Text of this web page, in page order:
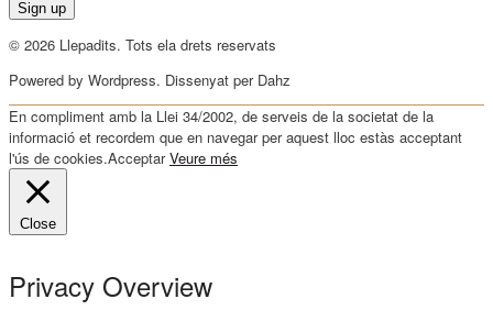
© 2026 Llepadits. Tots ela drets reservats
Powered by Wordpress. Dissenyat per Dahz
En compliment amb la Llei 34/2002, de serveis de la societat de la
informació et recordem que en navegar per aquest lloc estàs acceptant
l'ús de cookies.Acceptar Veure més
Close
Privacy Overview